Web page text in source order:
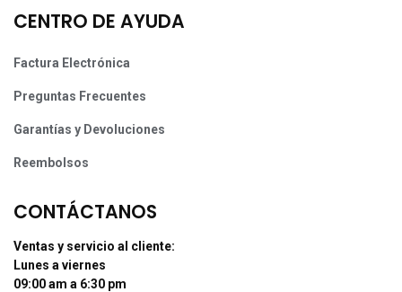
CENTRO DE AYUDA
Factura Electrónica
Preguntas Frecuentes
Garantías y Devoluciones
Reembolsos
CONTÁCTANOS
Ventas y servicio al cliente:
Lunes a viernes
09:00 am a 6:30 pm